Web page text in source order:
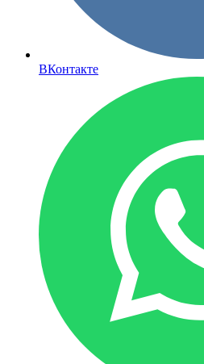
ВКонтакте